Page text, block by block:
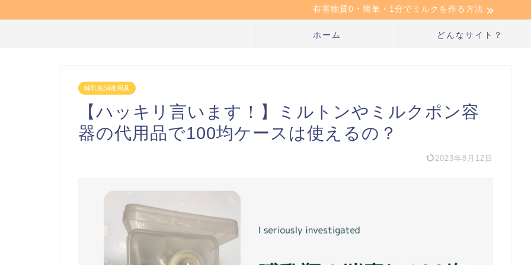
有害物質0・簡単・1分でミルクを作る方法
ホーム どんなサイト？
哺乳瓶消毒用具
【ハッキリ言います！】ミルトンやミルクポン容
器の代用品で100均ケースは使えるの？
2023年8月12日